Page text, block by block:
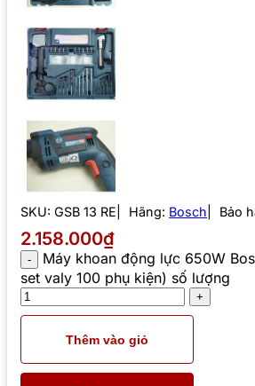
SKU: GSB 13 RE Hãng: Bosch Bảo
2.158.000₫
Máy khoan động lực 650W
set valy 100 phụ kiện) số lượng
Thêm vào giỏ